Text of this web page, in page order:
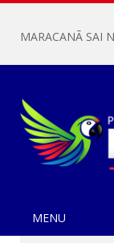
MENU